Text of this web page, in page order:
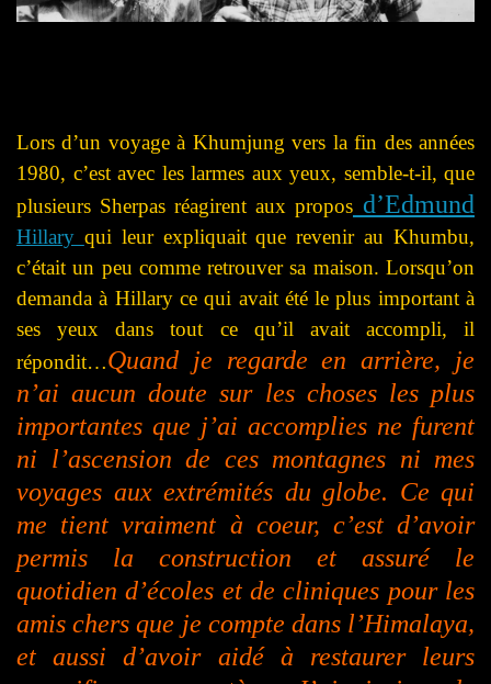
Lors d’un voyage à Khumjung vers la fin des années
1980, c’est avec les larmes aux yeux, semble-t-il, que
plusieurs Sherpas réagirent aux propos d’Edmund
Hillary qui leur expliquait que revenir au Khumbu,
c’était un peu comme retrouver sa maison. Lorsqu’on
demanda à Hillary ce qui avait été le plus important à
ses yeux dans tout ce qu’il avait accompli, il
répondit…Quand je regarde en arrière, je
n’ai aucun doute sur les choses les plus
importantes que j’ai accomplies ne furent
ni l’ascension de ces montagnes ni mes
voyages aux extrémités du globe. Ce qui
me tient vraiment à coeur, c’est d’avoir
permis la construction et assuré le
quotidien d’écoles et de cliniques pour les
amis chers que je compte dans l’Himalaya,
et aussi d’avoir aidé à restaurer leurs